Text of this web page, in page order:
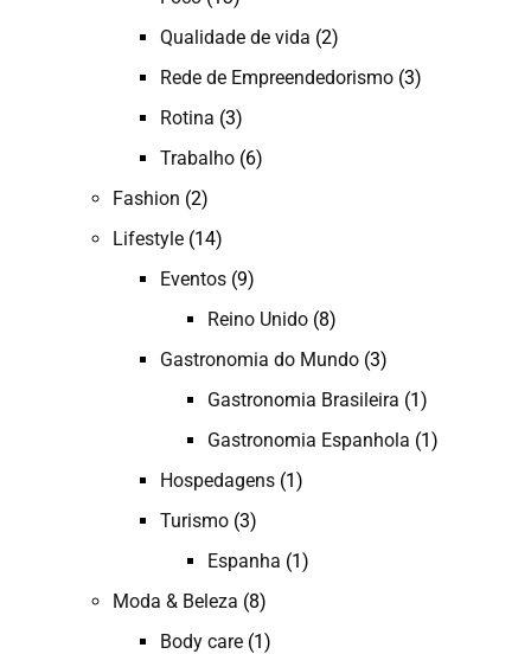
Qualidade de vida (2)
Rede de Empreendedorismo (3)
Rotina (3)
Trabalho (6)
Fashion (2)
Lifestyle (14)
Eventos (9)
Reino Unido (8)
Gastronomia do Mundo (3)
Gastronomia Brasileira (1)
Gastronomia Espanhola (1)
Hospedagens (1)
Turismo (3)
Espanha (1)
Moda & Beleza (8)
Body care (1)